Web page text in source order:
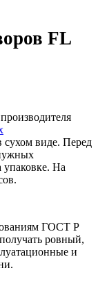
FL
сухом виде. Перед
упаковке. На
ГОСТ Р
ровный,
и